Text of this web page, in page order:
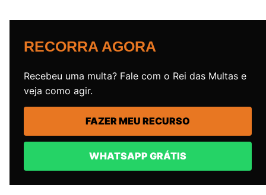
RECORRA AGORA
Recebeu uma multa? Fale com o Rei das Multas e
veja como agir.
FAZER MEU RECURSO
WHATSAPP GRÁTIS